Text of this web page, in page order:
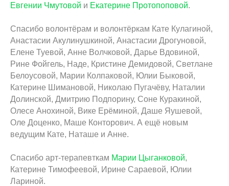
Евгении Чмутовой и Екатерине Протопоповой.
Спасибо волонтёрам и волонтёркам Кате Кулагиной,
Анастасии Акулинушкиной, Анастасии Дрогуновой,
Елене Туевой, Анне Волчковой, Дарье Вдовиной,
Рине Фойгель, Наде, Кристине Демидовой, Светлане
Белоусовой, Марии Колпаковой, Юлии Быковой,
Катерине Шимановой, Николаю Пугачёву, Наталии
Долинской, Дмитрию Подпорину, Соне Куракиной,
Олесе Анохиной, Вике Ерёминой, Даше Яушевой,
Оле Доценко, Маше Конторович. А ещё новым
ведущим Кате, Наташе и Анне.
Спасибо арт-терапевткам Марии Цыганковой,
Катерине Тимофеевой, Ирине Сараевой, Юлии
Лариной.